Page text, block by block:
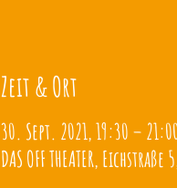
Zeit & Ort
30. Sept. 2021, 19:30 –
DAS OFF THEATER,